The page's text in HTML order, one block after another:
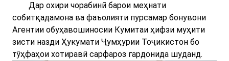
Дар охири чорабинӣ барои меҳнати
собитқадамона ва фаъолияти пурсамар бонувони
Агентии обуҳавошиносии Кумитаи ҳифзи муҳити
зисти назди Ҳукумати Ҷумҳурии Тоҷикистон бо
тӯҳфаҳои хотиравӣ сарфароз гардонида шуданд.